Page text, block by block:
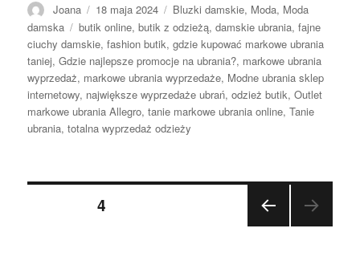
Autor
Joana Opublikowano
18 maja 2024 Kategorie
Bluzki damskie, Moda, Moda
damska
Tagi
butik online,butik z odzieżą,damskie ubrania,fajne
ciuchy damskie,fashion butik,gdzie kupować markowe ubrania
taniej,Gdzie najlepsze promocje na ubrania?, markowe ubrania
wyprzedaż, markowe ubrania wyprzedaże, Modne ubrania sklep
internetowy, największe wyprzedaże ubrań,odzież butik,Outlet
markowe ubrania Allegro,tanie markowe ubrania online,Tanie
ubrania,totalna wyprzedaż odzieży
Nawigacja
STRONA4